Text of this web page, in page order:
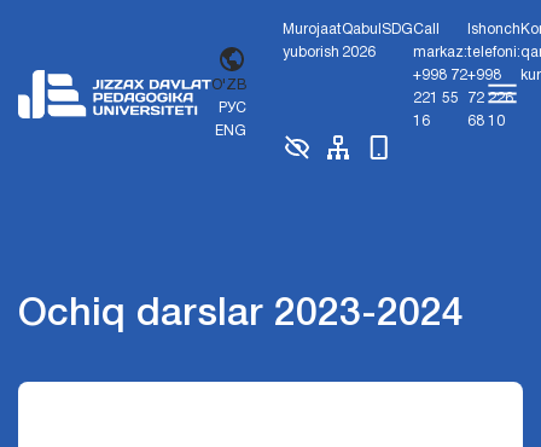
O'ZB
РУС
ENG
Murojaat
yuborish
Qabul
2026
SDGCall
markaz:
+998 72
221 55
16
Ishonch
telefoni:
+998
72 226
68 10
Ochiq darslar 2023-2024